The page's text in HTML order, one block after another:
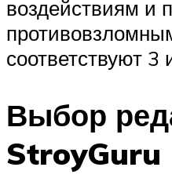
воздействиям и
соответствуют 3
Выбор
StroyGuru